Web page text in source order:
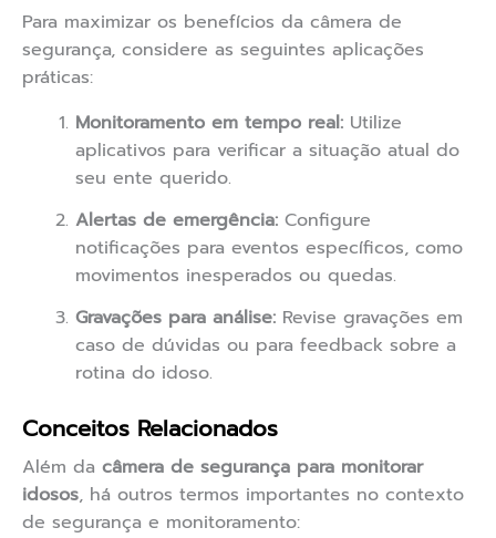
Para maximizar os benefícios da câmera de
segurança, considere as seguintes aplicações
práticas:
Monitoramento em tempo real: Utilize
aplicativos para verificar a situação atual do
seu ente querido.
Alertas de emergência: Configure
notificações para eventos específicos, como
movimentos inesperados ou quedas.
Gravações para análise: Revise gravações em
caso de dúvidas ou para feedback sobre a
rotina do idoso.
Conceitos Relacionados
Além da câmera de segurança para monitorar
idosos, há outros termos importantes no contexto
de segurança e monitoramento: